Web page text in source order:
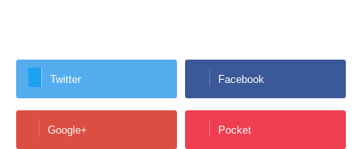
Twitter Facebook
Google+ Pocket